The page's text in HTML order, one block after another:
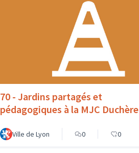
70 - Jardins partagés et
pédagogiques à la MJC Duchère
Ville de Lyon 0 0